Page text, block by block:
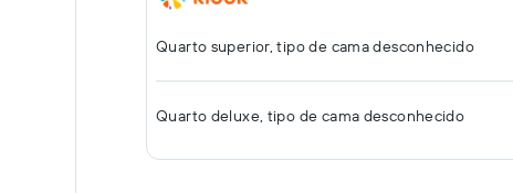
Quarto superior, tipo de cama desconhecido
Quarto deluxe, tipo de cama desconhecido